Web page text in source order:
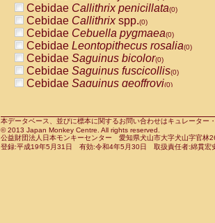
PitheciidaePithecia pithecia(0)
CercopithecidaeCercocebus agilis
CercopithecidaeCercocebus
CercopithecidaeCercocebus
CercopithecidaeCercocebus
CercopithecidaeCercocebus
CercopithecidaeCercocebushybrid
CercopithecidaePapio anubis(0)
CercopithecidaePapio cynocephalus
CercopithecidaePapio hamadryas(0)
Cebidae Callithrix penicillata(0)
Cebidae Callithrixspp.(0)
Cebidae Cebuella pygmaea(0)
Cebidae Leontopithecus rosalia(0)
Cebidae Saguinus bicolor(0)
Cebidae Saguinus fuscicollis(0)
Cebidae Saguinus geoffroyi(0)
CebidaeSaguinus leucopus(0)
CebidaeSaguinus midas(0)
Cebidae Saguinus mystax(0)
本データベース、並びに標本に関するお問い合わせはキュレータ
© 2013 Japan Monkey Centre. All rights reserved.
公益財団法人日本モンキーセンター 愛知県犬山市大字犬山字官
登録:平成19年5月31日 有効:令和4年5月30日 取扱責任者:綿貫宏